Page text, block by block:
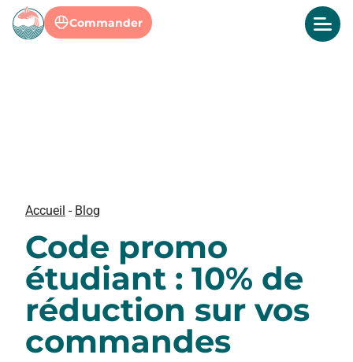
Commander
Accueil - Blog
Code promo
étudiant : 10% de
réduction sur vos
commandes